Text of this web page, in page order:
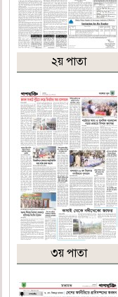
২য় পাতা
৩য় পাতা